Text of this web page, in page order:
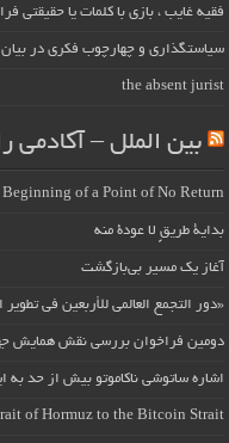
فقیه غایب ، بازی با کلمات یا حقیقتی
سیاستگذاری و چهارچوب فکری در بیان
the absent jurist
بین الملل – آکادمی
Beginning of a Point of No Return
بداية طريقٍ لا عودة منه
آغاز یک مسیر بی‌بازگشت
«دور التجمع العالمي للأربعين في تطوير
دومین فراخوان بررسی نقش همایش
اشاره ساتوشی ناکاموتو بیش از حد به
of Hormuz to the Bitcoin Strait